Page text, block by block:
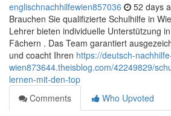
englischnachhilfewien857036 52 days
Brauchen Sie qualifizierte Schulhilfe in
Lehrer bieten individuelle Unterstützung
Fächern . Das Team garantiert
und coacht Ihren https://deutsch-
wien873644.theisblog.com/42249829/
lernen-mit-den-top
Comments
Who Upvoted